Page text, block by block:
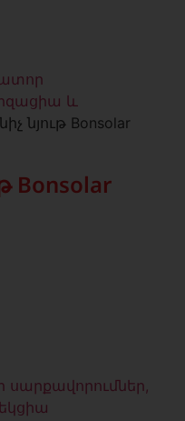
և
նյութ Bonsolar
Bonsolar